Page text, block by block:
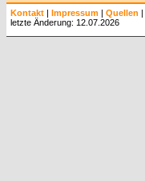
Kontakt | Impressum | Quellen |
letzte Änderung: 12.07.2026